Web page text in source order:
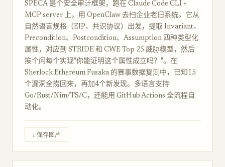
SPECA 是个安全审计框架，跑在 Claude Code CLI +
MCP server 上，用 OpenClaw 去扫企业老旧系统。它从
自然语言规格（EIP、共识协议）出发，提取 Invariant、
Precondition、Postcondition、Assumption 四种类型化
属性，对应到 STRIDE 和 CWE Top 25 威胁模型，然后
挨个问每个实现"你能证明这个属性成立吗？"。在
Sherlock Ethereum Fusaka 的赛事数据复测中，已知15
个漏洞全捞回来，再加4个新发现。多语言支持
Go/Rust/Nim/TS/C，还能用 GitHub Actions 全流程自
动化。
↓ 保存图片